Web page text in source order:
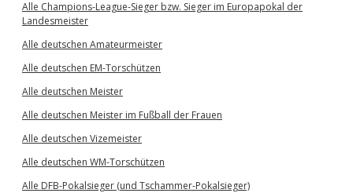
Alle Champions-League-Sieger bzw. Sieger im Europapokal der
Landesmeister
Alle deutschen Amateurmeister
Alle deutschen EM-Torschützen
Alle deutschen Meister
Alle deutschen Meister im Fußball der Frauen
Alle deutschen Vizemeister
Alle deutschen WM-Torschützen
Alle DFB-Pokalsieger (und Tschammer-Pokalsieger)